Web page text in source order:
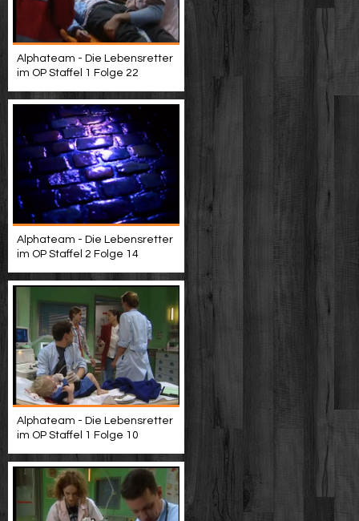
Alphateam - Die Lebensretter
im OP Staffel 1 Folge 22
Alphateam - Die Lebensretter
im OP Staffel 2 Folge 14
Alphateam - Die Lebensretter
im OP Staffel 1 Folge 10